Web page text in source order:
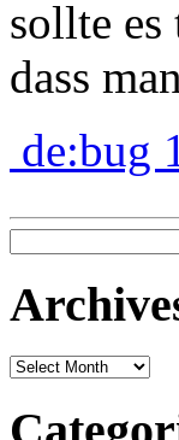
sollte
dass
de:bug
for:
Archives